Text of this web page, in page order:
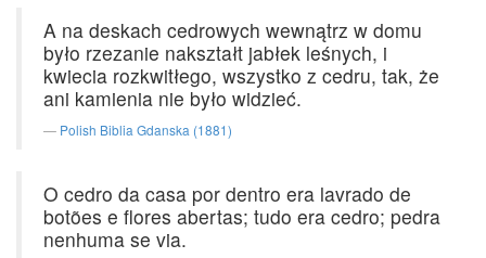
A na deskach cedrowych wewnątrz w domu
było rzezanie nakształt jabłek leśnych, i
kwiecia rozkwitłego, wszystko z cedru, tak, że
ani kamienia nie było widzieć.
Polish Biblia Gdanska (1881)
O cedro da casa por dentro era lavrado de
botões e flores abertas; tudo era cedro; pedra
nenhuma se via.